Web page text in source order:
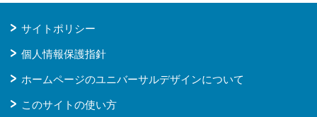
サイトポリシー
個人情報保護指針
ホームページのユニバーサルデザインについて
このサイトの使い方